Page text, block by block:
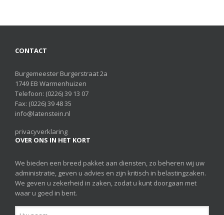
CONTACT
Burgemeester Burgerstraat 2a
1749 EB Warmenhuizen
Telefoon: (0226) 39 13 07
Fax: (0226) 39 48 35
info@latenstein.nl
privacyverklaring
OVER ONS IN HET KORT
We bieden een breed pakket aan diensten, zo beheren wij uw
administratie, geven u advies en zijn kritisch in belastingzaken.
We geven u zekerheid in zaken, zodat u kunt doorgaan met
waar u goed in bent.